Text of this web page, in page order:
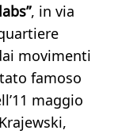
, in via
movimenti
famoso
maggio